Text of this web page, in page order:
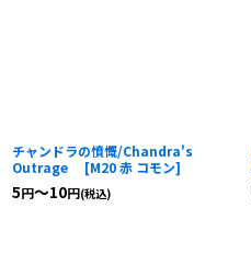
チャンドラの憤慨/Chandra's
Outrage
[M20 赤 コモン]
5円～10円(税込)